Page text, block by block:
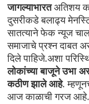
जागल्याभारतअतिशय
दुसरीकडे बलाढ्य
सातत्याने फेक न्यूज
समाजाचे प्रश्न दाबत
दिले पाहिजे.अशा
लोकांच्या बाजूने उभा
कठीण झाले आहे.
आज काळाची गरज आहे.